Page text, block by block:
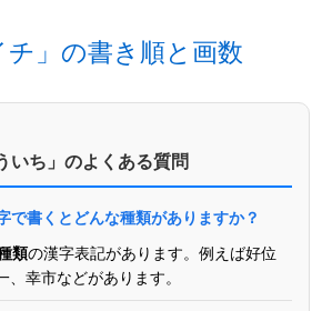
チ」の書き順と画数
いち」のよくある質問
で書くとどんな種類がありますか？
類の漢字表記があります。例えば好位
幸市などがあります。